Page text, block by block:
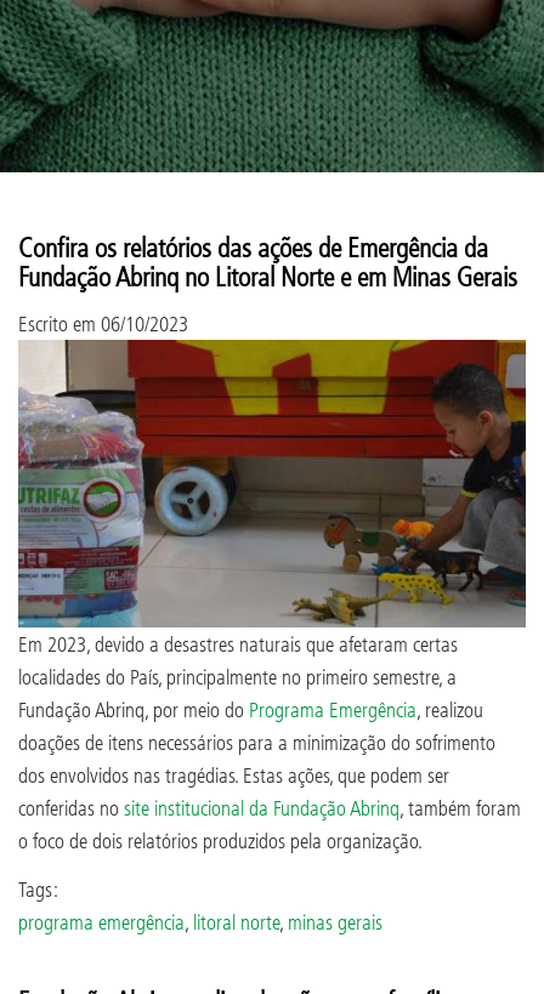
Confira os relatórios das ações de Emergência da
Fundação Abrinq no Litoral Norte e em Minas Gerais
Escrito em 06/10/2023
Em 2023, devido a desastres naturais que afetaram certas
localidades do País, principalmente no primeiro semestre, a
Fundação Abrinq, por meio do Programa Emergência, realizou
doações de itens necessários para a minimização do sofrimento
dos envolvidos nas tragédias. Estas ações, que podem ser
conferidas nosite institucional da Fundação Abrinq, também foram
o foco de dois relatórios produzidos pela organização.
Tags:
programa emergência, litoral norte, minas gerais